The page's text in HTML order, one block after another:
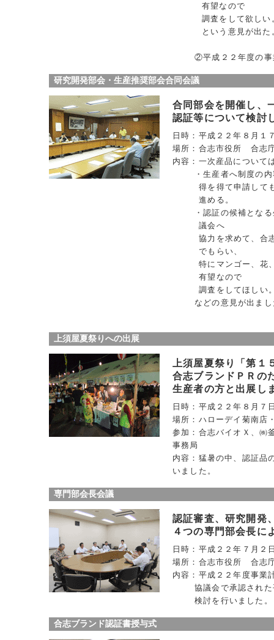
有望なので
調査をして欲しい
という意見が出た
②平成２２年度の事
研究開発部会・生産推奨部会合同会議
合同部会を開催し、
認証等について検討
日時：平成２２年８月１
場所：合志市役所 合志
内容：一次産品について
・生産者へ制度の
得を得て申請して
進める。
・認証の候補とな
議会へ
協力を求めて、合
でもらい、
特にマンゴー、花
有望なので
調査をしてほしい
などの意見が出ま
上須屋夏祭りへの出展
上須屋夏祭り「第
合志ブランドＰＲの
生産者の方と出展し
日時：平成２２年８月７
場所：ハローデイ菊南店
参加：合志バイオＸ、㈱
事務局
内容：猛暑の中、認証品
いました。
専門部会長会議
認証審査、研究開発
４つの専門部会長に
日時：平成２２年７月２
場所：合志市役所 合志
内容：平成２２年度事業
協議会で承認され
検討を行いました。
合志ブランド認証書授与式